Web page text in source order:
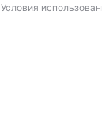
Условия